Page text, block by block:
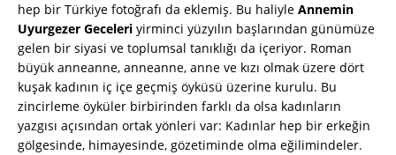
hep bir Türkiye fotoğrafı da eklemiş. Bu haliyle Annemin
Uyurgezer Geceleri yirminci yüzyılın başlarından günümüze
gelen bir siyasi ve toplumsal tanıklığı da içeriyor. Roman
büyük anneanne, anneanne, anne ve kızı olmak üzere dört
kuşak kadının iç içe geçmiş öyküsü üzerine kurulu. Bu
zincirleme öyküler birbirinden farklı da olsa kadınların
yazgısı açısından ortak yönleri var: Kadınlar hep bir erkeğin
gölgesinde, himayesinde, gözetiminde olma eğilimindeler.